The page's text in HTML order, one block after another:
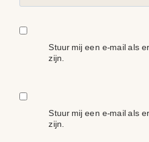
Stuur mij een e-mail als
zijn.
Stuur mij een e-mail als
zijn.